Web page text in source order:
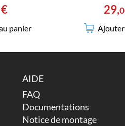
€
panier
29,
Ajouter
AIDE
FAQ
Documentations
Notice de montage